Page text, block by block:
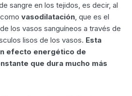
sangre en los tejidos, es decir, al
comovasodilatación, que es el
los vasos sanguíneos a través de
lisos de los vasos. Esta
efecto energético de
que dura mucho más